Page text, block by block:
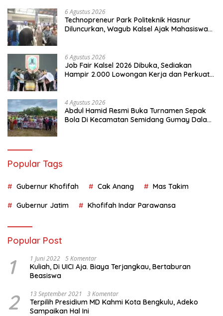
6 Agustus 2026
Technopreneur Park Politeknik Hasnur
Diluncurkan, Wagub Kalsel Ajak Mahasiswa
6 Agustus 2026
Job Fair Kalsel 2026 Dibuka, Sediakan
Hampir 2.000 Lowongan Kerja dan Perkuat
4 Agustus 2026
Abdul Hamid Resmi Buka Turnamen Sepak
Bola Di Kecamatan Semidang Gumay Dalam
Popular Tags
Gubernur Khofifah Cak Anang Mas Takim
Gubernur Jatim Khofifah Indar Parawansa
Popular Post
1 1 Juni 2022 5 Komentar
Kuliah, Di UICI Aja. Biaya Terjangkau, Bertaburan
Beasiswa
2 13 September 2021 3 Komentar
Terpilih Presidium MD Kahmi Kota Bengkulu, Adeko
Sampaikan Hal Ini